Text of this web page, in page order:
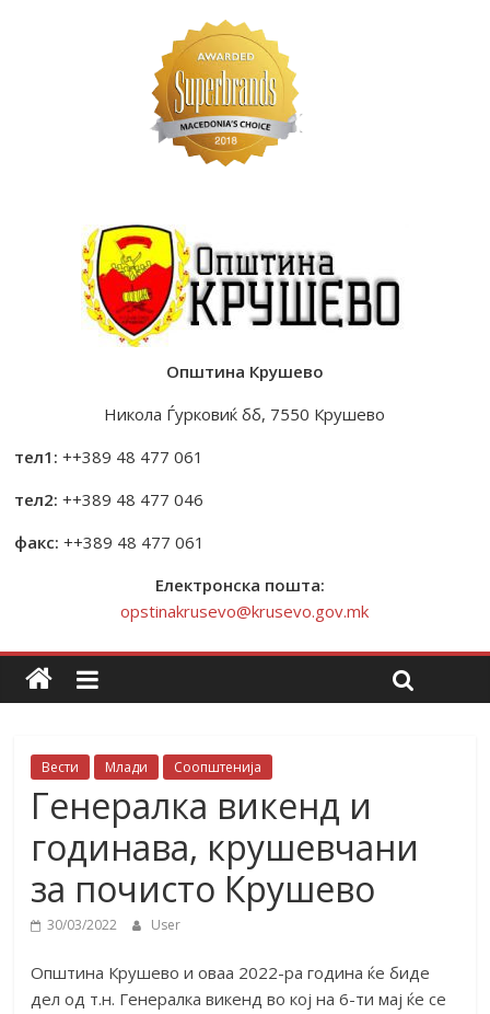
Општина Крушево
Никола Ѓурковиќ бб, 7550 Крушево
тел1: ++389 48 477 061
тел2: ++389 48 477 046
факс: ++389 48 477 061
Електронска пошта:
opstinakrusevo@krusevo.gov.mk
Вести Млади Соопштенија
Генералка викенд и
годинава, крушевчани
за почисто Крушево
30/03/2022 User
Општина Крушево и оваа 2022-ра година ќе биде
дел од т.н. Генералка викенд во кој на 6-ти мај ќе се